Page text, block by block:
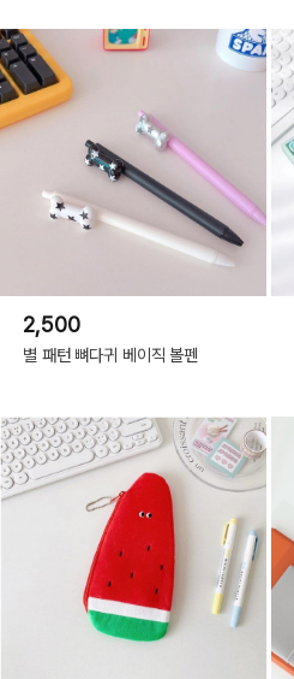
2,500
별 패턴 뼈다귀 베이직 볼펜